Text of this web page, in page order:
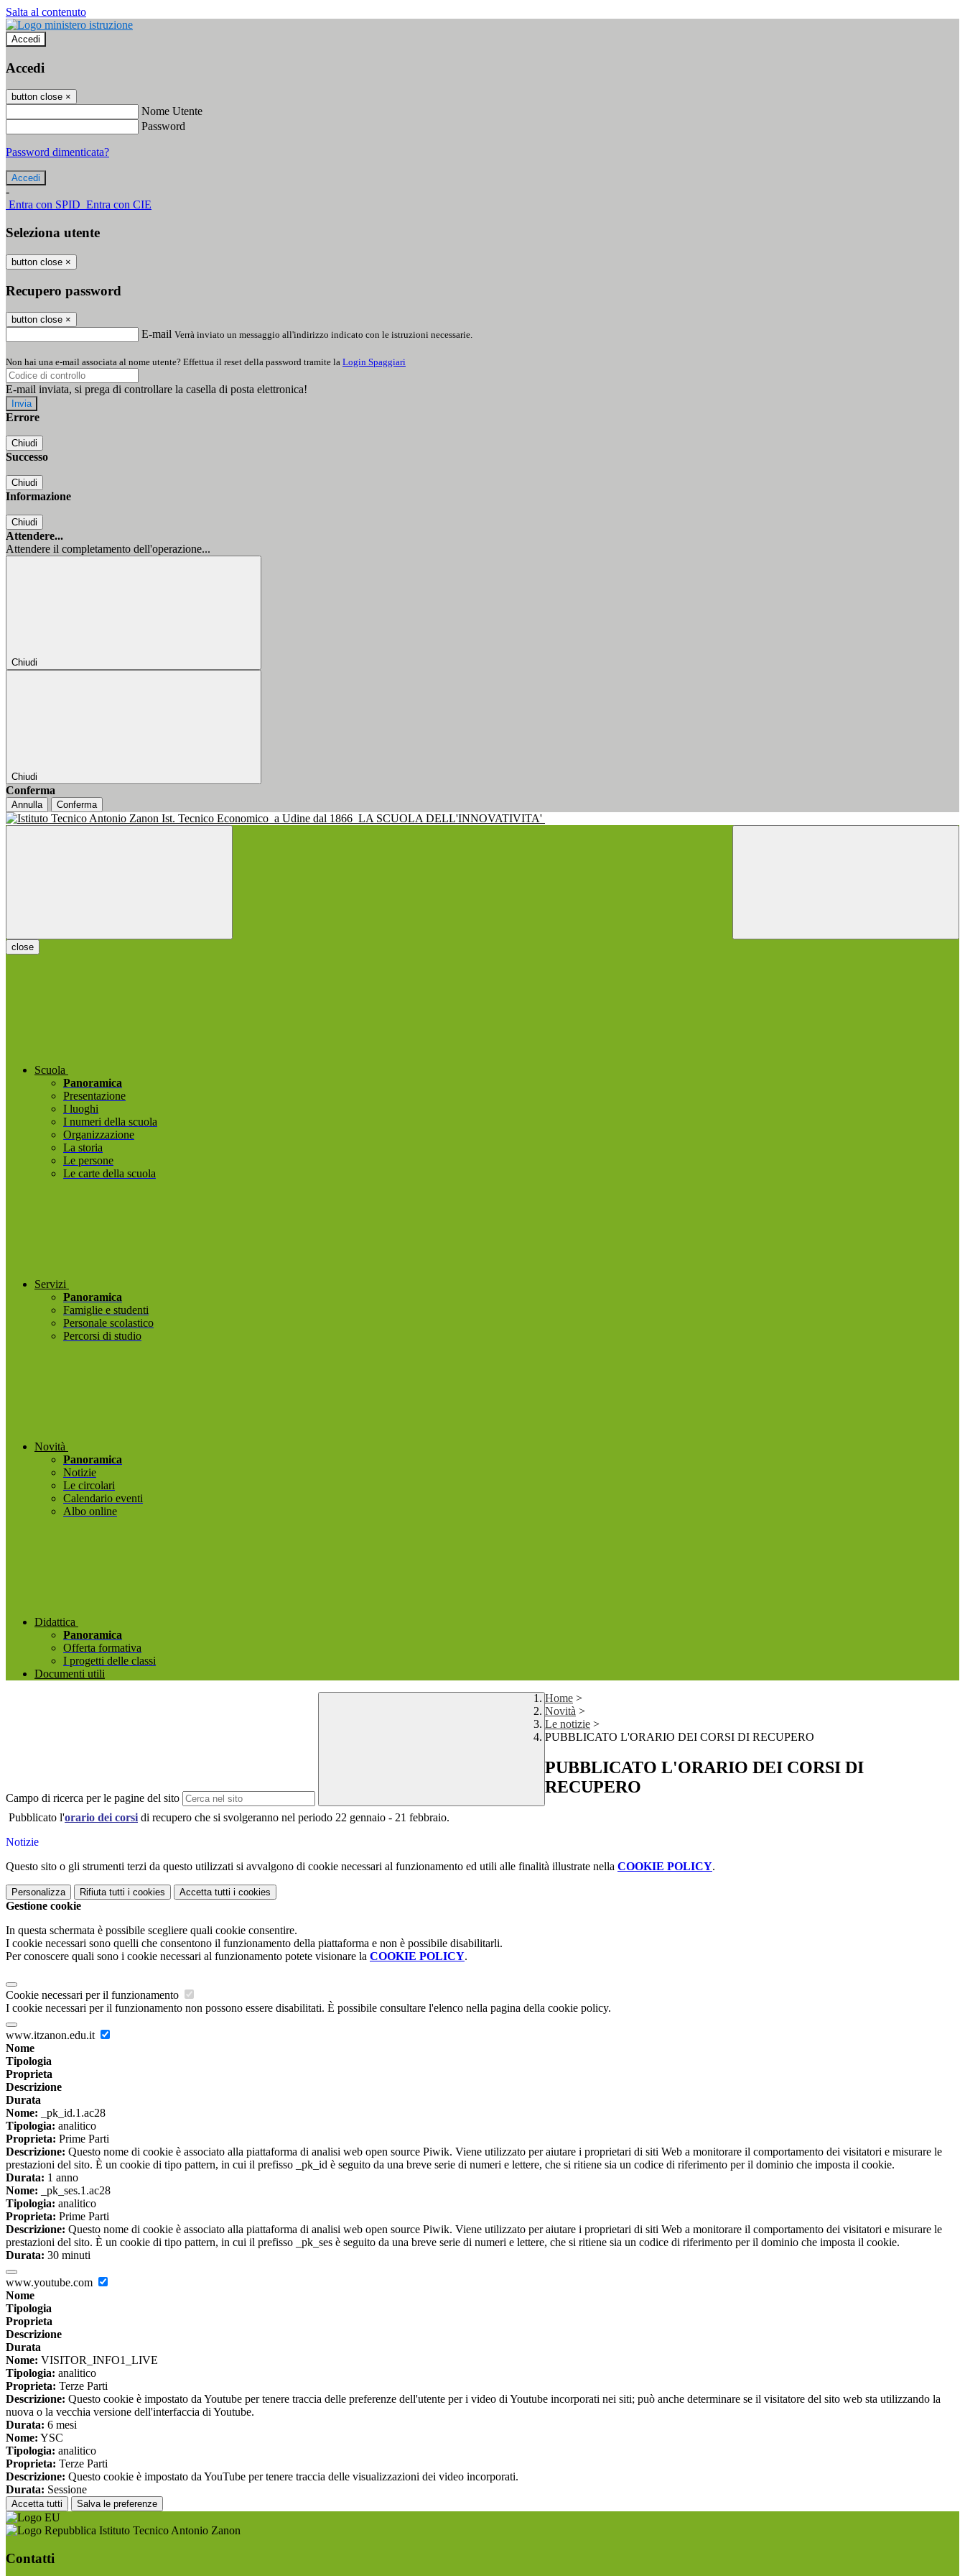
Salta al contenuto
Accedi
Accedi
button close ×
Nome Utente
Password
Password dimenticata?
-
Entra con SPID Entra con CIE
Seleziona utente
button close ×
Recupero password
button close ×
E-mail Verrà inviato un messaggio all'indirizzo indicato con le istruzioni necessarie.
Non hai una e-mail associata al nome utente? Effettua il reset della password tramite la Login Spaggiari
E-mail inviata, si prega di controllare la casella di posta elettronica!
Errore
Chiudi
Successo
Chiudi
Informazione
Chiudi
Attendere...
Attendere il completamento dell'operazione...
Chiudi
Chiudi
Conferma
Annulla Conferma
Ist. Tecnico Economico a Udine dal 1866 LA SCUOLA DELL'INNOVATIVITA'
close
Scuola
Panoramica
Presentazione
I luoghi
I numeri della scuola
Organizzazione
La storia
Le persone
Le carte della scuola
Servizi
Panoramica
Famiglie e studenti
Personale scolastico
Percorsi di studio
Novità
Panoramica
Notizie
Le circolari
Calendario eventi
Albo online
Didattica
Panoramica
Offerta formativa
I progetti delle classi
Documenti utili
Campo di ricerca per le pagine del sito
Home >
Novità >
Le notizie >
PUBBLICATO L'ORARIO DEI CORSI DI RECUPERO
PUBBLICATO L'ORARIO DEI CORSI DI
RECUPERO
Pubblicato l'orario dei corsi di recupero che si svolgeranno nel periodo 22 gennaio - 21 febbraio.
Notizie
Questo sito o gli strumenti terzi da questo utilizzati si avvalgono di cookie necessari al funzionamento ed utili alle finalità illustrate nella COOKIE POLICY.
Personalizza Rifiuta tutti i cookies Accetta tutti i cookies
Gestione cookie
In questa schermata è possibile scegliere quali cookie consentire.
I cookie necessari sono quelli che consentono il funzionamento della piattaforma e non è possibile disabilitarli.
Per conoscere quali sono i cookie necessari al funzionamento potete visionare la COOKIE POLICY.
Cookie necessari per il funzionamento
I cookie necessari per il funzionamento non possono essere disabilitati. È possibile consultare l'elenco nella pagina della cookie policy.
www.itzanon.edu.it
Nome
Tipologia
Proprieta
Descrizione
Durata
Nome: _pk_id.1.ac28
Tipologia: analitico
Proprieta: Prime Parti
Descrizione: Questo nome di cookie è associato alla piattaforma di analisi web open source Piwik. Viene utilizzato per aiutare i proprietari di siti Web a monitorare il comportamento dei visitatori e misurare le
prestazioni del sito. È un cookie di tipo pattern, in cui il prefisso _pk_id è seguito da una breve serie di numeri e lettere, che si ritiene sia un codice di riferimento per il dominio che imposta il cookie.
Durata: 1 anno
Nome: _pk_ses.1.ac28
Tipologia: analitico
Proprieta: Prime Parti
Descrizione: Questo nome di cookie è associato alla piattaforma di analisi web open source Piwik. Viene utilizzato per aiutare i proprietari di siti Web a monitorare il comportamento dei visitatori e misurare le
prestazioni del sito. È un cookie di tipo pattern, in cui il prefisso _pk_ses è seguito da una breve serie di numeri e lettere, che si ritiene sia un codice di riferimento per il dominio che imposta il cookie.
Durata: 30 minuti
www.youtube.com
Nome
Tipologia
Proprieta
Descrizione
Durata
Nome: VISITOR_INFO1_LIVE
Tipologia: analitico
Proprieta: Terze Parti
Descrizione: Questo cookie è impostato da Youtube per tenere traccia delle preferenze dell'utente per i video di Youtube incorporati nei siti; può anche determinare se il visitatore del sito web sta utilizzando la
nuova o la vecchia versione dell'interfaccia di Youtube.
Durata: 6 mesi
Nome: YSC
Tipologia: analitico
Proprieta: Terze Parti
Descrizione: Questo cookie è impostato da YouTube per tenere traccia delle visualizzazioni dei video incorporati.
Durata: Sessione
Accetta tutti Salva le preferenze
Istituto Tecnico Antonio Zanon
Contatti